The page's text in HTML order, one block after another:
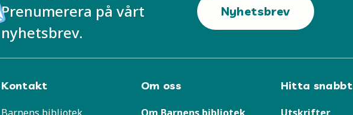
Prenumerera på vårt
nyhetsbrev.
Nyhetsbrev
Kontakt Om oss Hitta snabbt